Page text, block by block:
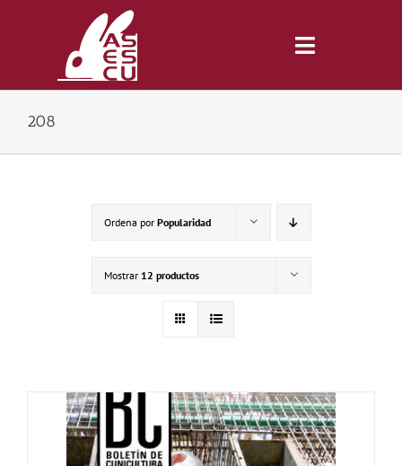
Toggle
Inicio
Noticias
208
Ordena por Popularidad
Mostrar 12 productos